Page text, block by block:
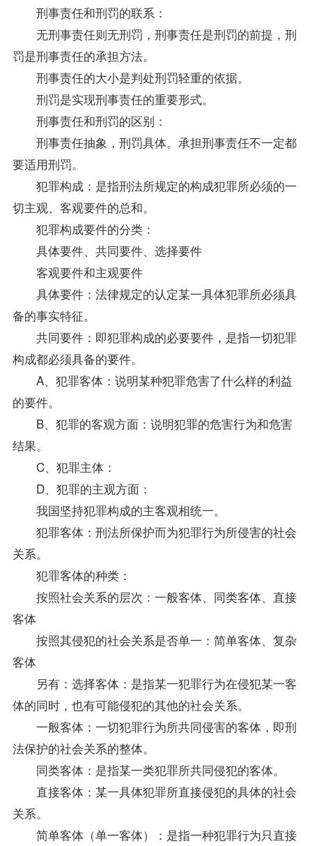
刑事责任和刑罚的联系：
无刑事责任则无刑罚，刑事责任是刑罚的前提，刑
罚是刑事责任的承担方法。
刑事责任的大小是判处刑罚轻重的依据。
刑罚是实现刑事责任的重要形式。
刑事责任和刑罚的区别：
刑事责任抽象，刑罚具体。承担刑事责任不一定都
要适用刑罚。
犯罪构成：是指刑法所规定的构成犯罪所必须的一
切主观、客观要件的总和。
犯罪构成要件的分类：
具体要件、共同要件、选择要件
客观要件和主观要件
具体要件：法律规定的认定某一具体犯罪所必须具
备的事实特征。
共同要件：即犯罪构成的必要要件，是指一切犯罪
构成都必须具备的要件。
A、犯罪客体：说明某种犯罪危害了什么样的利益
的要件。
B、犯罪的客观方面：说明犯罪的危害行为和危害
结果。
C、犯罪主体：
D、犯罪的主观方面：
我国坚持犯罪构成的主客观相统一。
犯罪客体：刑法所保护而为犯罪行为所侵害的社会
关系。
犯罪客体的种类：
按照社会关系的层次：一般客体、同类客体、直接
客体
按照其侵犯的社会关系是否单一：简单客体、复杂
客体
另有：选择客体：是指某一犯罪行为在侵犯某一客
体的同时，也有可能侵犯的其他的社会关系。
一般客体：一切犯罪行为所共同侵害的客体，即刑
法保护的社会关系的整体。
同类客体：是指某一类犯罪所共同侵犯的客体。
直接客体：某一具体犯罪所直接侵犯的具体的社会
关系。
简单客体（单一客体）：是指一种犯罪行为只直接